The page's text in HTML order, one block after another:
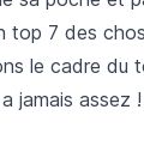
top 7 des
le cadre du
jamais assez !